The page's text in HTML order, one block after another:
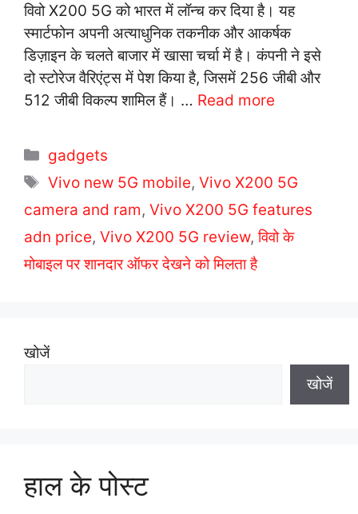
विवो X200 5G को भारत में लॉन्च कर दिया है। यह
स्मार्टफोन अपनी अत्याधुनिक तकनीक और आकर्षक
डिज़ाइन के चलते बाजार में खासा चर्चा में है। कंपनी ने इसे
दो स्टोरेज वैरिएंट्स में पेश किया है, जिसमें 256 जीबी और
512 जीबी विकल्प शामिल हैं। … Read more
C
a
e
g
o
s
gadgets
T
a
s
Vivo new 5G mobile,Vivo X200 5G
camera and ram, Vivo X200 5G features
adn price, Vivo X200 5G review,विवो के
मोबाइल पर शानदार ऑफर देखने को मिलता है
खोजें
खोजें
हाल के पोस्ट